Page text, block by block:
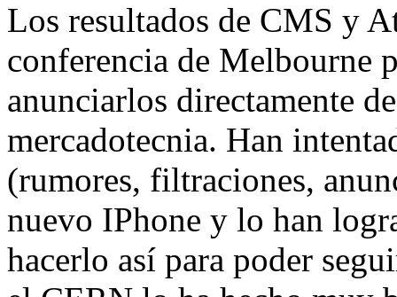
Los resultados de CMS y
conferencia de Melbourne
anunciarlos directamente
mercadotecnia. Han
(rumores, filtraciones,
nuevo IPhone y lo han
hacerlo así para poder